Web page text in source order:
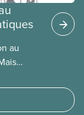
au
parfait